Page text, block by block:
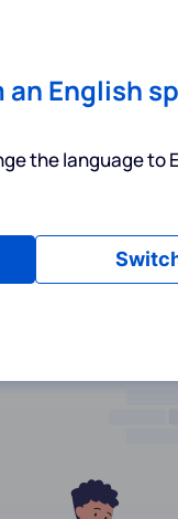
English
the language to